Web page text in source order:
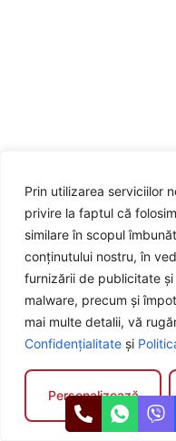
Prin utilizarea serviciilor
privire la faptul că
similare în scopul
conținutului nostru, în
furnizării de publicitate
malware, precum și
mai multe detalii, vă
Confidențialitate și
Personalizează